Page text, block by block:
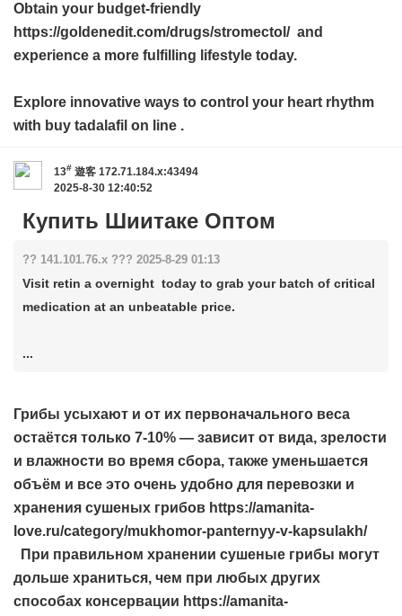
Obtain your budget-friendly
https://goldenedit.com/drugs/stromectol/ and
experience a more fulfilling lifestyle today.
Explore innovative ways to control your heart rhythm
with buy tadalafil on line .
13# 遊客 172.71.184.x:43494
2025-8-30 12:40:52
Купить Шиитаке Оптом
?? 141.101.76.x ??? 2025-8-29 01:13
Visit retin a overnight today to grab your batch of critical
medication at an unbeatable price.
...
Грибы усыхают и от их первоначального веса
остаётся только 7-10% — зависит от вида, зрелости
и влажности во время сбора, также уменьшается
объём и все это очень удобно для перевозки и
хранения сушеных грибов https://amanita-
love.ru/category/mukhomor-panternyy-v-kapsulakh/
При правильном хранении сушеные грибы могут
дольше храниться, чем при любых других
способах консервации https://amanita-